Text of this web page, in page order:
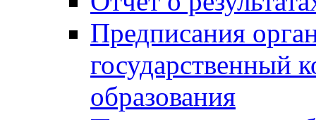
Предписания
государственный
образования